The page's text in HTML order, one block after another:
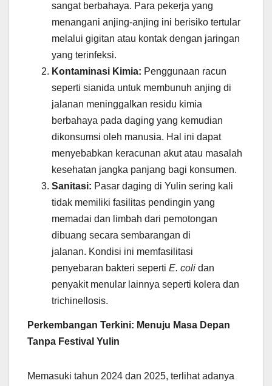
sangat berbahaya. Para pekerja yang
menangani anjing-anjing ini berisiko tertular
melalui gigitan atau kontak dengan jaringan
yang terinfeksi.
Kontaminasi Kimia: Penggunaan racun
seperti sianida untuk membunuh anjing di
jalanan meninggalkan residu kimia
berbahaya pada daging yang kemudian
dikonsumsi oleh manusia. Hal ini dapat
menyebabkan keracunan akut atau masalah
kesehatan jangka panjang bagi konsumen.
Sanitasi: Pasar daging di Yulin sering kali
tidak memiliki fasilitas pendingin yang
memadai dan limbah dari pemotongan
dibuang secara sembarangan di
jalanan. Kondisi ini memfasilitasi
penyebaran bakteri seperti E. coli dan
penyakit menular lainnya seperti kolera dan
trichinellosis.
Perkembangan Terkini: Menuju Masa Depan
Tanpa Festival Yulin
Memasuki tahun 2024 dan 2025, terlihat adanya